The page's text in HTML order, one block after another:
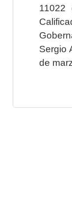
11022
Sergio
de